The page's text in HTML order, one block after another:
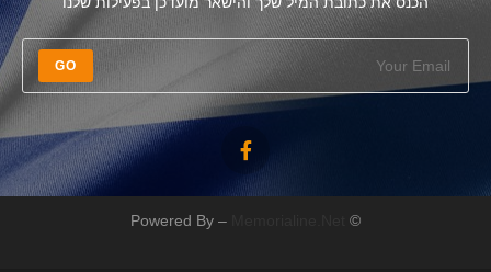
GO
© Powered By –